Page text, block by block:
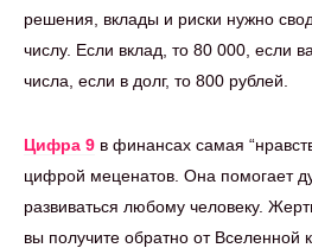
решения, вклады и риски нужно
числу. Если вклад, то 80 000, если
числа, если в долг, то 800 рублей.
Цифра 9 в финансах самая
цифрой меценатов. Она помогает
развиваться любому человеку.
вы получите обратно от Вселенной